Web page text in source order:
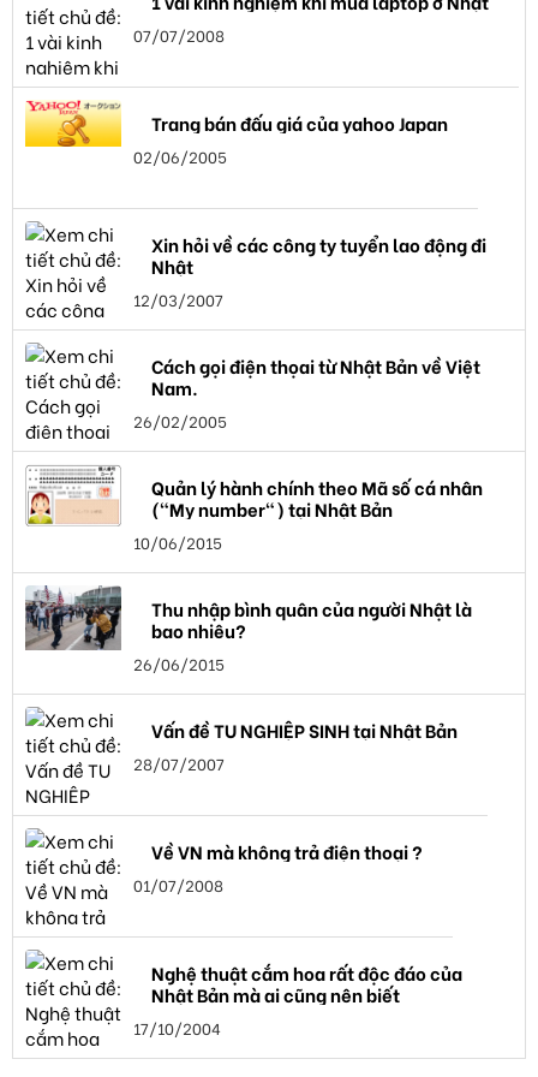
07/07/2008
Trang bán đấu giá của yahoo Japan
02/06/2005
Xin hỏi về các công ty tuyển lao động đi
Nhật
12/03/2007
Cách gọi điện thọai từ Nhật Bản về Việt
Nam.
26/02/2005
Quản lý hành chính theo Mã số cá nhân
("My number") tại Nhật Bản
10/06/2015
Thu nhập bình quân của người Nhật là
bao nhiêu?
26/06/2015
Vấn đề TU NGHIỆP SINH tại Nhật Bản
28/07/2007
Về VN mà không trả điện thoại ?
01/07/2008
Nghệ thuật cắm hoa rất độc đáo của
Nhật Bản mà ai cũng nên biết
17/10/2004